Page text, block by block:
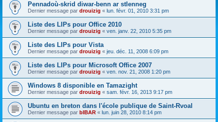
r
Pennadoù-skrid diwar-benn ar stlenneg
Dernier message par drouizig « lun. févr. 01, 2010 3:31 pm
Liste des LIPs pour Office 2010
Dernier message par drouizig « ven. janv. 22, 2010 5:35 pm
Liste des LIPs pour Vista
Dernier message par drouizig « jeu. déc. 11, 2008 6:09 pm
Liste des LIPs pour Microsoft Office 2007
Dernier message par drouizig « ven. nov. 21, 2008 1:20 pm
Windows 8 disponible en Tamazight
Dernier message par drouizig « sam. févr. 16, 2013 9:17 pm
Ubuntu en breton dans l'école publique de Saint-Rvoal
Dernier message par bIBAR « lun. juin 28, 2010 8:14 pm